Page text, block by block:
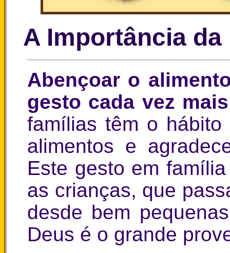
A Importância
Abençoar o
gesto cada vez
famílias têm o
alimentos e
Este gesto em
as crianças, que
desde bem
Deus é o grande